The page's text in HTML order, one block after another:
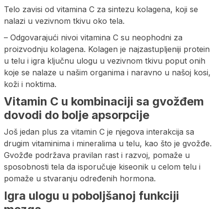
Telo zavisi od vitamina C za sintezu kolagena, koji se
nalazi u vezivnom tkivu oko tela.
– Odgovarajući nivoi vitamina C su neophodni za
proizvodnju kolagena. Kolagen je najzastupljeniji protein
u telu i igra ključnu ulogu u vezivnom tkivu poput onih
koje se nalaze u našim organima i naravno u našoj kosi,
koži i noktima.
Vitamin C u kombinaciji sa gvožđem
dovodi do bolje apsorpcije
Još jedan plus za vitamin C je njegova interakcija sa
drugim vitaminima i mineralima u telu, kao što je gvožđe.
Gvožđe podržava pravilan rast i razvoj, pomaže u
sposobnosti tela da isporučuje kiseonik u celom telu i
pomaže u stvaranju određenih hormona.
Igra ulogu u poboljšanoj funkciji